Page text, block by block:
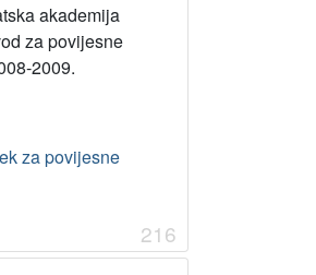
akademija
za povijesne
2009.
za povijesne
216